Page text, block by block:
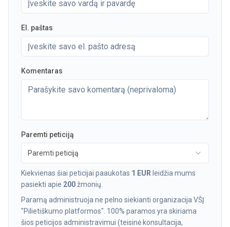
El. paštas
Komentaras
Paremti peticiją
Paremti peticiją
Kiekvienas šiai peticijai paaukotas 1 EUR leidžia mums
pasiekti apie 200žmonių.
Paramą administruoja ne pelno siekianti organizacija VŠĮ
"Pilietiškumo platformos". 100% paramos yra skiriama
šios peticijos administravimui (teisinė konsultacija,